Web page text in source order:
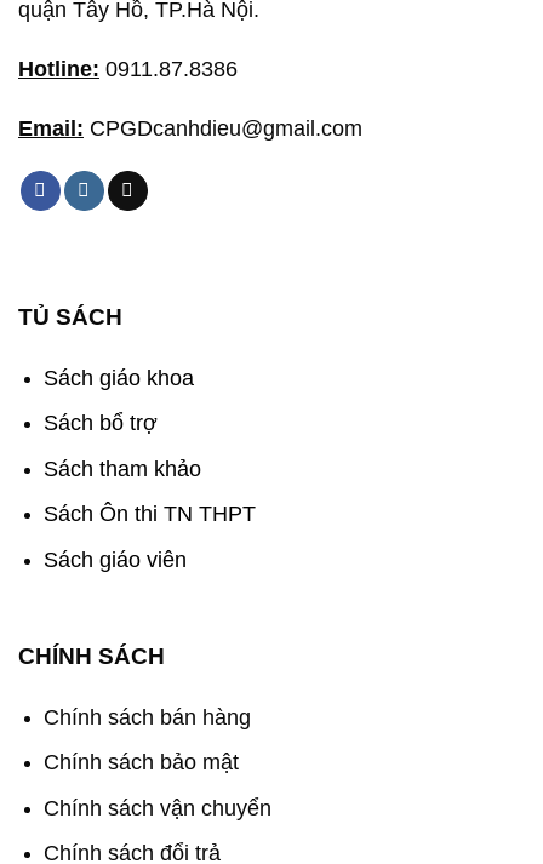
quận Tây Hồ, TP.Hà Nội.
Hotline: 0911.87.8386
Email: CPGDcanhdieu@gmail.com
TỦ SÁCH
Sách giáo khoa
Sách bổ trợ
Sách tham khảo
Sách Ôn thi TN THPT
Sách giáo viên
CHÍNH SÁCH
Chính sách bán hàng
Chính sách bảo mật
Chính sách vận chuyển
Chính sách đổi trả